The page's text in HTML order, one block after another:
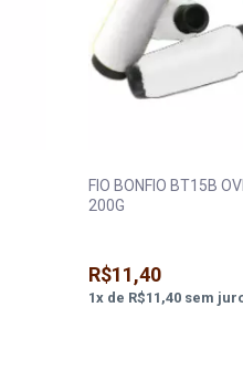
FIO BONFIO BT15B
200G
R$11,40
1xde R$11,40sem